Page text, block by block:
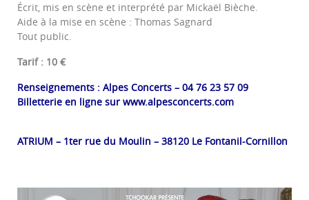
Écrit, mis en scène et interprété par Mickaël Bièche.
Aide à la mise en scène : Thomas Sagnard
Tout public.
Tarif : 10 €
Renseignements : Alpes Concerts – 04 76 23 57 09
Billetterie en ligne sur www.alpesconcerts.com
ATRIUM – 1ter rue du Moulin – 38120 Le Fontanil-Cornillon